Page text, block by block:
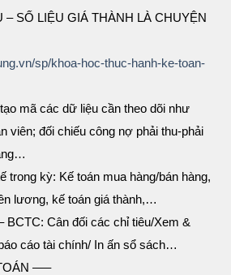
– SỐ LIỆU GIÁ THÀNH LÀ CHUYỆN
sp/khoa-hoc-thuc-hanh-ke-toan-
mã các dữ liệu cần theo dõi như
viên; đối chiếu công nợ phải thu-phải
trong kỳ: Kế toán mua hàng/bán hàng,
lương, kế toán giá thành,…
BCTC: Cân đối các chỉ tiêu/Xem &
cáo tài chính/ In ấn sổ sách…
—–